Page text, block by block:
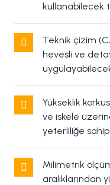
kullanabilecek
Teknik çizim
hevesli ve
Yükseklik
ve iskele
yeterliliğe sahip
Milimetrik
aralıklarından